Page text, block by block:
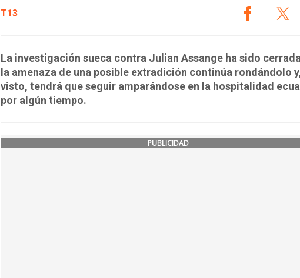
T13
La investigación sueca contra Julian Assange ha sido
la amenaza de una posible extradición continúa rondándolo
visto, tendrá que seguir amparándose en la hospitalidad
por algún tiempo.
PUBLICIDAD